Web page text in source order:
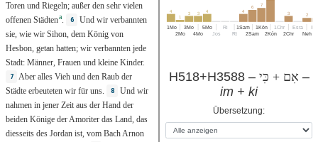
Torenund Riegeln; außerden sehr vielen
offenen Städtena. 6 Und wirverbannten
sie, wiewir Sihon, dem Königvon
Hesbon, getanhatten; wir verbannten jede
Stadt: Männer, Frauenund kleine Kinder.
7 Aber alles Vieh und denRaub der
Städte erbeutetenwir für uns. 8 Und wir
nahmenin jener Zeitaus der Handder
beiden KönigederAmoriterdas Land, das
diesseitsdes Jordanist, vom BachArnon
4
1Mo
1
2Mo
3
3Mo
3
4Mo
4
5Mo
Jos
Ri
Rt
4
1Sam
6
2Sam
7
1Kön
2Kön
1Chr
3
2Chr
Esra
2
Neh
H518+H3588 – אִם + כִּי –
im + ki
Übersetzung: